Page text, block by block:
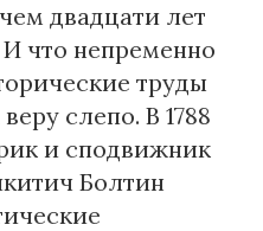
двадцати лет
И что непременно
труды
слепо. В 1788
и сподвижник
Болтин